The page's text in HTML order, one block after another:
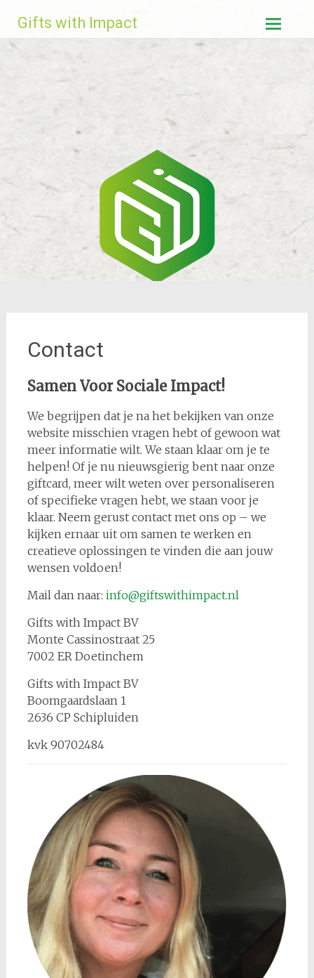
naar
de
Gifts with Impact
Contact
Samen Voor Sociale Impact!
We begrijpen dat je na het bekijken van onze
website misschien vragen hebt of gewoon wat
meer informatie wilt. We staan klaar om je te
helpen! Of je nu nieuwsgierig bent naar onze
giftcard, meer wilt weten over personaliseren
of specifieke vragen hebt, we staan voor je
klaar. Neem gerust contact met ons op – we
kijken ernaar uit om samen te werken en
creatieve oplossingen te vinden die aan jouw
wensen voldoen!
Mail dan naar: info@giftswithimpact.nl
Gifts with Impact BV
Monte Cassinostraat 25
7002 ER Doetinchem
Gifts with Impact BV
Boomgaardslaan 1
2636 CP Schipluiden
kvk 90702484